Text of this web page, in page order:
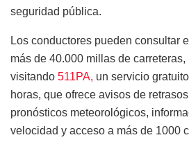
seguridad pública.
Los conductores pueden consultar
más de 40.000 millas de
visitando 511PA, un servicio
horas, que ofrece avisos de
pronósticos meteorológicos,
velocidad y acceso a más de 1000